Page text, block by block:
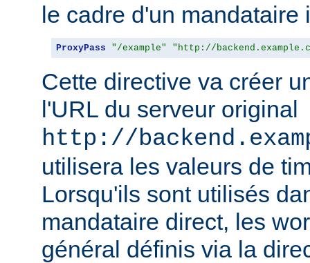
le cadre d'un mandataire
ProxyPass "/example" "http://
Cette directive va créer
l'URL du serveur original
http://
utilisera les valeurs de
Lorsqu'ils sont utilisés
mandataire direct, les
général définis via la